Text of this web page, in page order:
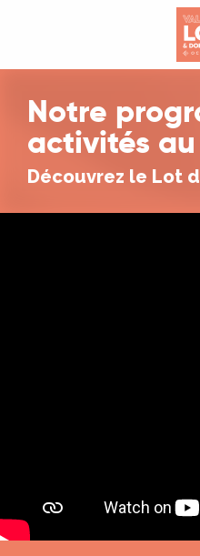
Notre
activités
Découvrez le Lot